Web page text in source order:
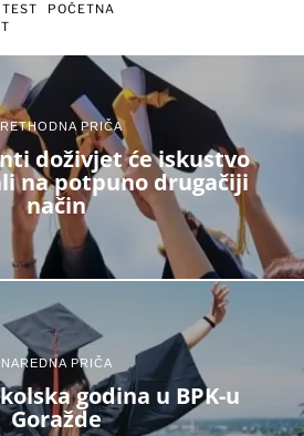
POČETNA
PRIČA
doživjet će iskustvo
na potpuno drugačiji
način
NAREDNA PRIČA
godina u BPK-u
Goražde